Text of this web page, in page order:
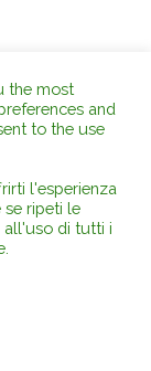
the most
and
to the use
l'esperienza
ripeti le
all'uso di tutti i